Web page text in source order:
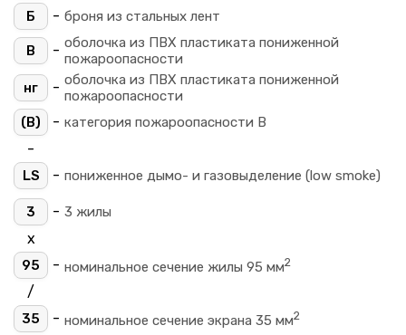
Б
- броня из стальных лент
В - оболочка из ПВХ пластиката пониженной
пожароопасности
нг
- оболочка из ПВХ пластиката пониженной
пожароопасности
(B)
- категория пожароопасности B
-
LS - пониженное дымо- и газовыделение (low smoke)
3 - 3 жилы
х
95 - номинальное сечение жилы 95 мм2
/
35 - номинальное сечение экрана 35 мм2